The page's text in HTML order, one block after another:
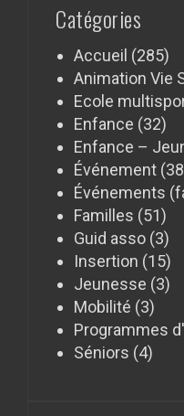
Catégories
Accueil (285)
Animation Vie
Ecole
Enfance (32)
Enfance –
Événement
Événements
Familles (51)
Guid asso (3)
Insertion (15)
Jeunesse (3)
Mobilité (3)
Programmes
Séniors (4)